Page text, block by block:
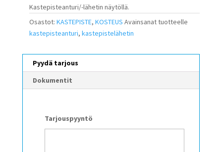
Kastepisteanturi/-lähetin näytöllä.
Osastot: KASTEPISTE, KOSTEUS Avainsanat tuotteelle
kastepisteanturi, kastepistelähetin
Pyydä tarjous
Dokumentit
Tarjouspyyntö